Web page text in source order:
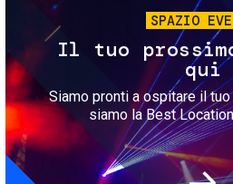
SPAZIO
Il tuo
qui
Siamo pronti a ospitare il
siamo la Best